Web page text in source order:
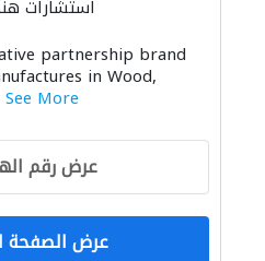
استشارات
partnership brand
in Wood,
See More
عرض رقم
عرض الصفحة